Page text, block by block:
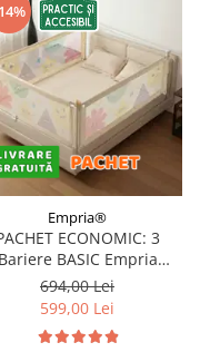
Empria®
ECONOMIC: 3
Bariere BASIC Empria
pat 160X200 cm +
bara stabilizatoare
694,00 Lei
599,00 Lei